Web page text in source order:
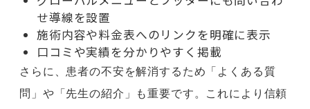
せ導線を設置
施術内容や料金表へのリンクを明確に表示
口コミや実績を分かりやすく掲載
さらに、患者の不安を解消するため「よくある質
問」や「先生の紹介」も重要です。これにより信頼